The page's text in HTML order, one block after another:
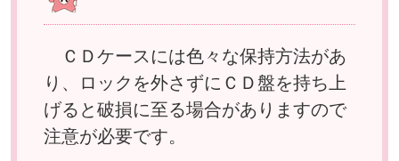
ＣＤケースには色々な保持方法があ
り、ロックを外さずにＣＤ盤を持ち上
げると破損に至る場合がありますので
注意が必要です。